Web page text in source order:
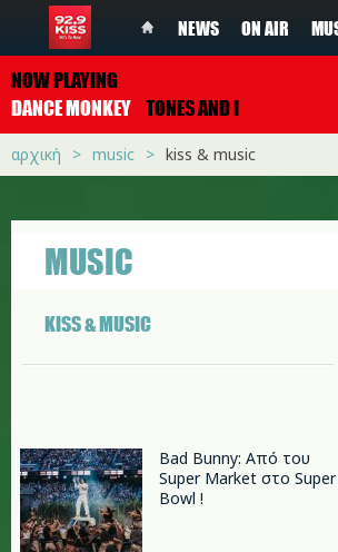
NEWS ON AIR
NOW PLAYING
DANCE MONKEY TONES AND I
αρχική music kiss & music
MUSIC
KISS & MUSIC
Bad Bunny: Από του
Super Market στο Super
Bowl !